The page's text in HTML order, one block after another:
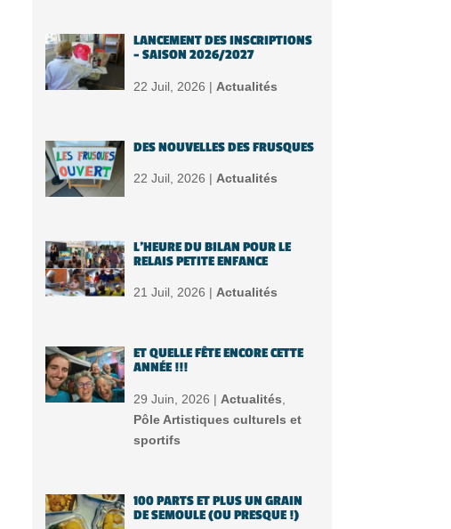
LANCEMENT DES INSCRIPTIONS
– SAISON 2026/2027
22 Juil, 2026 | Actualités
DES NOUVELLES DES FRUSQUES
22 Juil, 2026 | Actualités
L’HEURE DU BILAN POUR LE
RELAIS PETITE ENFANCE
21 Juil, 2026 | Actualités
ET QUELLE FÊTE ENCORE CETTE
ANNÉE !!!
29 Juin, 2026 | Actualités
Pôle Artistiques culturels et
sportifs
100 PARTS ET PLUS UN GRAIN
DE SEMOULE (OU PRESQUE !)